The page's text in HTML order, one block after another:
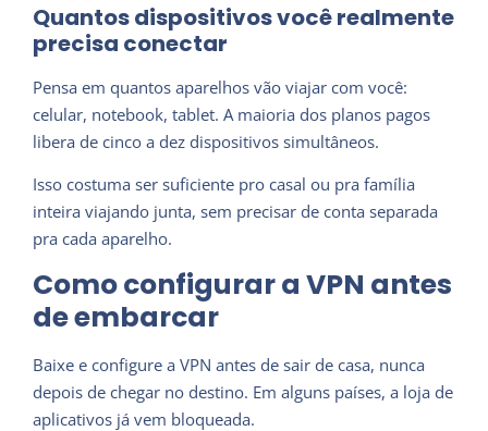
Quantos dispositivos você realmente
precisa conectar
Pensa em quantos aparelhos vão viajar com você:
celular, notebook, tablet. A maioria dos planos pagos
libera de cinco a dez dispositivos simultâneos.
Isso costuma ser suficiente pro casal ou pra família
inteira viajando junta, sem precisar de conta separada
pra cada aparelho.
Como configurar a VPN antes
de embarcar
Baixe e configure a VPN antes de sair de casa, nunca
depois de chegar no destino. Em alguns países, a loja de
aplicativos já vem bloqueada.